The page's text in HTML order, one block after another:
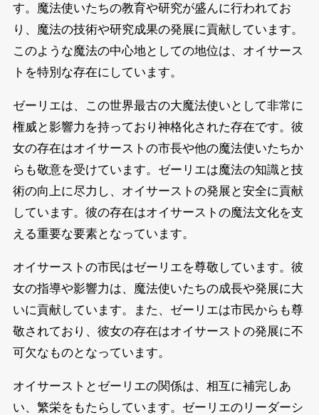
す。魔法使いたちの教育や研究が盛んに行われてお
り、魔法の技術や研究成果の発展に貢献しています。
このような魔法の中心地としての地位は、オイサース
トを特別な存在にしています。
ゼーリエは、この世界最古の大魔法使いとして非常に
権威と影響力を持っており神格化された存在です。彼
女の存在はオイサーストの市長や他の魔法使いたちか
らも敬意を受けています。ゼーリエは魔法の知識と技
術の向上に尽力し、オイサーストの発展と安全に貢献
しています。彼の存在はオイサーストの魔法文化を支
える重要な要素となっています。
オイサーストの市民はゼーリエを尊敬しています。彼
女の指導や影響力は、魔法使いたちの成長や発展に大
いに貢献しています。また、ゼーリエは市民からも尊
敬されており、彼女の存在はオイサーストの発展に不
可欠なものとなっています。
オイサーストとゼーリエの関係は、相互に補完しあ
い、繁栄をもたらしています。ゼーリエのリーダーシ